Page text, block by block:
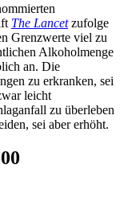
The Lancetzufolge
Grenzwerte viel zu
Alkoholmenge
an. Die
zu erkranken, sei
leicht
zu überleben
sei aber erhöht.